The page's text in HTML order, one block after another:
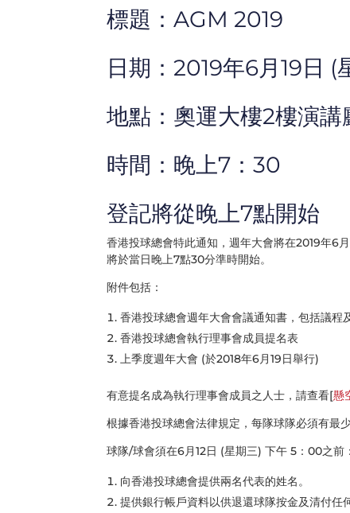
標題：AGM 2019
日期：2019年6月19日 (
地點：奧運大樓2樓演講
時間：晚上7：30
登記將從晚上7點開始
香港投球總會特此通知，週年大會將在2019年6
將於當日晚上7點30分準時開始。
附件包括：
香港投球總會週年大會會議通知書，包括議程
香港投球總會執行理事會成員提名表
上季度週年大會 (於2018年6月19日舉行)
有意提名成為執行理事會成員之人士，請查看[懸
根據香港投球總會法律規定，每隊球隊必須有最
球隊/球會須在6月12日 (星期三) 下午 5：00之前：
向香港投球總會提供兩名代表的姓名。
提供銀行帳戶資料以供退還球隊按金及清付